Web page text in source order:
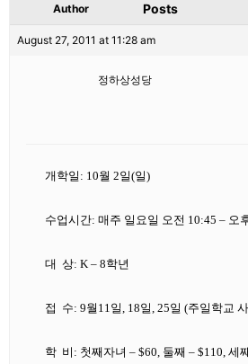
Author Posts
August 27, 2011 at 11:28 am
정하상성당
개학일: 10월 2일(일)
수업시간: 매주 일요일 오전 10:45 – 오
대 상: K – 8학년
접 수: 9월11일, 18일, 25일 (주일학교
학 비: 첫째자녀 – $60, 둘째 – $110, 세